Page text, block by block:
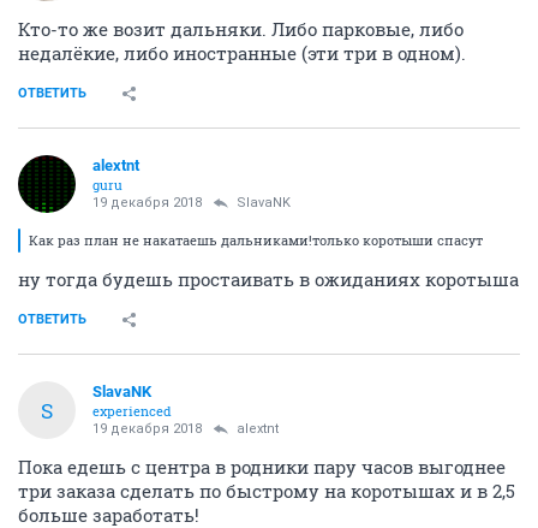
Кто-то же возит дальняки. Либо парковые, либо
недалёкие, либо иностранные (эти три в одном).
ОТВЕТИТЬ
alextnt
guru
19 декабря 2018 SlavaNK
Как раз план не накатаешь дальниками!только коротыши спасут
ну тогда будешь простаивать в ожиданиях коротыша
ОТВЕТИТЬ
S
SlavaNK
experienced
19 декабря 2018 alextnt
Пока едешь с центра в родники пару часов выгоднее
три заказа сделать по быстрому на коротышах и в 2,5
больше заработать!